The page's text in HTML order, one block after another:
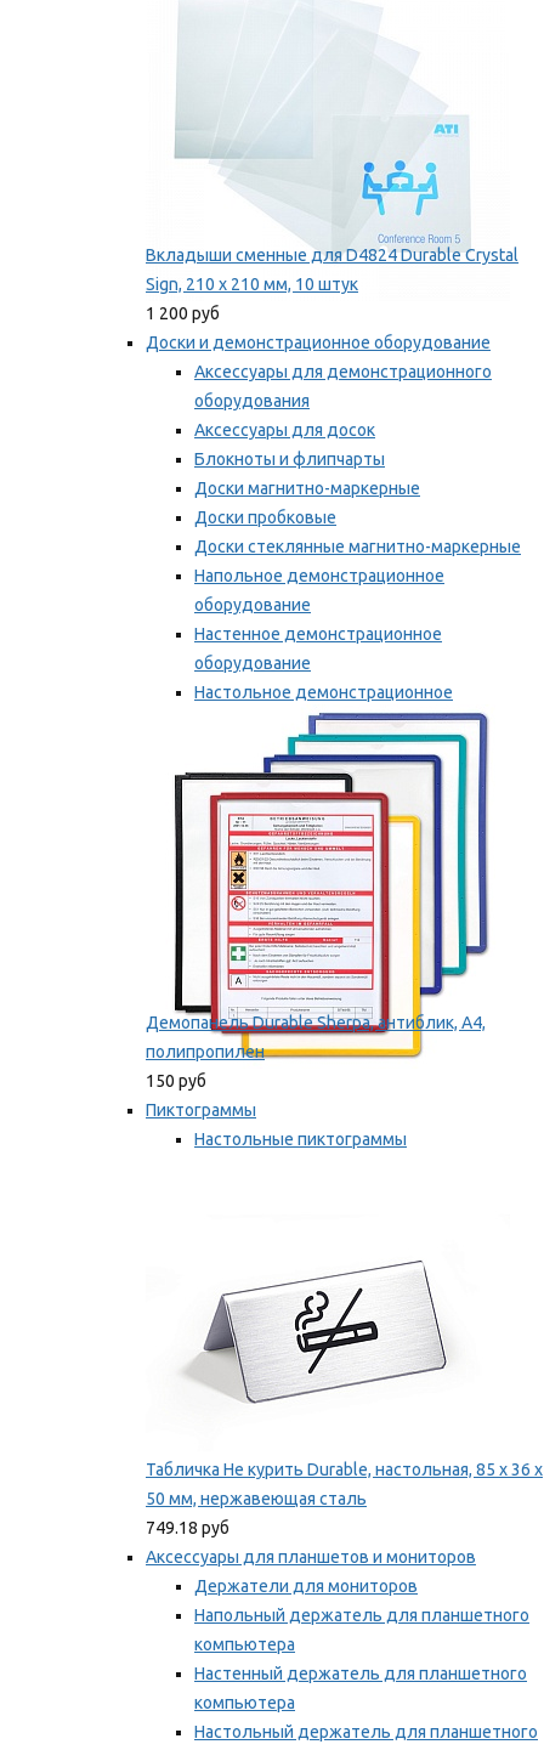
Вкладыши сменные для D4824 Durable Crystal
Sign, 210 x 210 мм, 10 штук
1 200 руб
Доски и демонстрационное оборудование
Аксессуары для демонстрационного
оборудования
Аксессуары для досок
Блокноты и флипчарты
Доски магнитно-маркерные
Доски пробковые
Доски стеклянные магнитно-маркерные
Напольное демонстрационное
оборудование
Настенное демонстрационное
оборудование
Настольное демонстрационное
оборудование
Мы рекомендуем
Демопанель Durable Sherpa, антиблик, А4,
полипропилен
150 руб
Пиктограммы
Настольные пиктограммы
Табличка Не курить Durable, настольная, 85 x 36 x
50 мм, нержавеющая сталь
749.18 руб
Аксессуары для планшетов и мониторов
Держатели для мониторов
Напольный держатель для планшетного
компьютера
Настенный держатель для планшетного
компьютера
Настольный держатель для планшетного